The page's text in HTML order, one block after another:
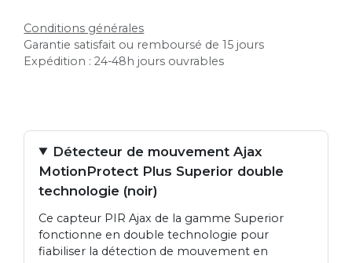
Conditions générales
Garantie satisfait ou remboursé de 15 jours
Expédition : 24-48h jours ouvrables
Détecteur de mouvement Ajax
MotionProtect Plus Superior double
technologie (noir)
Ce capteur PIR Ajax de la gamme Superior
fonctionne en double technologie pour
fiabiliser la détection de mouvement en